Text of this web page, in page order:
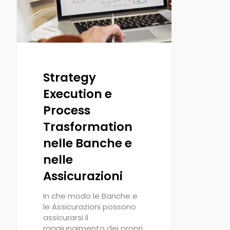
Strategy
Execution e
Process
Trasformation
nelle Banche e
nelle
Assicurazioni
In che modo le Banche e
le Assicurazioni possono
assicurarsi il